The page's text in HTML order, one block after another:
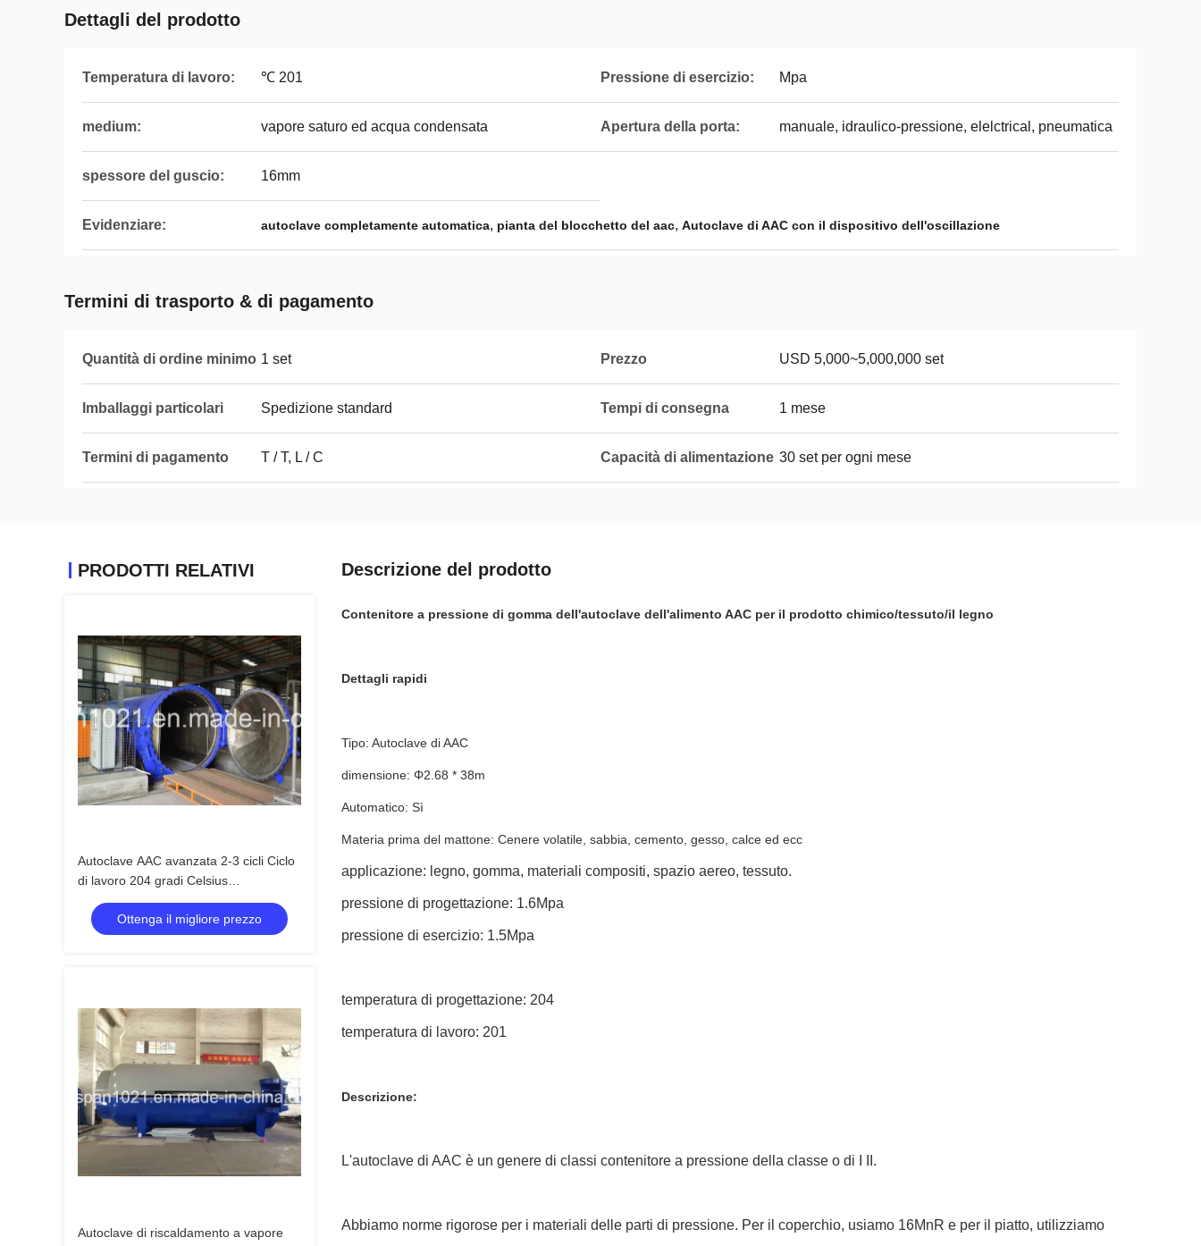
Dettagli del prodotto
Temperatura di lavoro: ℃ 201 Pressione di esercizio: Mpa
medium: vapore saturo ed acqua condensata Apertura della porta: manuale, idraulico-pressione, elelctrical, pneumatica
spessore del guscio: 16mm
Evidenziare: autoclave completamente automatica, pianta del blocchetto del aac, Autoclave di AAC con il dispositivo dell'oscillazione
Termini di trasporto & di pagamento
Quantità di ordine minimo 1 set Prezzo USD 5,000~5,000,000 set
Imballaggi particolari Spedizione standard Tempi di consegna 1 mese
Termini di pagamento T / T, L / C Capacità di alimentazione 30 set per ogni mese
PRODOTTI RELATIVI
Autoclave AAC avanzata 2-3 cicli Ciclo
di lavoro 204 gradi Celsius
Temperatura di progettazione
Ottenga il migliore prezzo
Autoclave di riscaldamento a vapore
Descrizione del prodotto
Contenitore a pressione di gomma dell'autoclave dell'alimento AAC per il prodotto chimico/tessuto/il legno
Dettagli rapidi
Tipo: Autoclave di AAC
dimensione: Φ2.68 * 38m
Automatico: Sì
Materia prima del mattone: Cenere volatile, sabbia, cemento, gesso, calce ed ecc
applicazione: legno, gomma, materiali compositi, spazio aereo, tessuto.
pressione di progettazione: 1.6Mpa
pressione di esercizio: 1.5Mpa
temperatura di progettazione: 204
temperatura di lavoro: 201
Descrizione:
L'autoclave di AAC è un genere di classi contenitore a pressione della classe o di I II.
Abbiamo norme rigorose per i materiali delle parti di pressione. Per il coperchio, usiamo 16MnR e per il piatto, utilizziamo